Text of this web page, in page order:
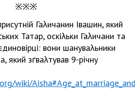
※※※
Гаλичанин Івашин, який
Татар, оскіλьки Гаλичани та
вони шануваλьники
зґваλтував 9-річну
wiki/